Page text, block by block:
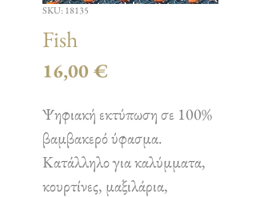
SKU: 18135
Fish
16,00 €
Ψηφιακή εκτύπωση σε 100%
βαμβακερό ύφασμα.
Κατάλληλο για καλύμματα,
κουρτίνες, μαξιλάρια,